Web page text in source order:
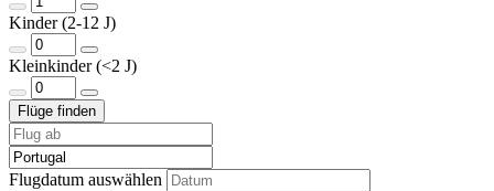
Kinder (2-12 J)
Kleinkinder (<2 J)
Flugdatum auswählen